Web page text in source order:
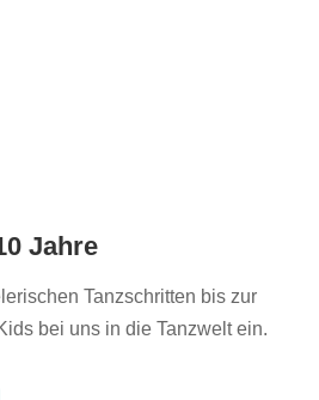
Jahre
Tanzschritten bis zur
bei uns in die Tanzwelt ein.